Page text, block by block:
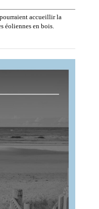
accueillir la
éoliennes en bois.